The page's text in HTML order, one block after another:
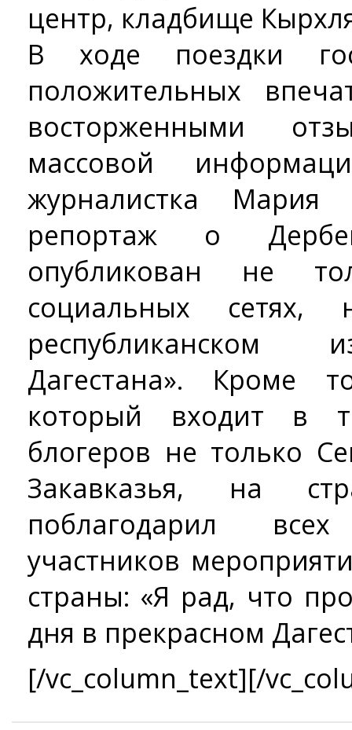
центр, кладбище
В ходе поездки
положительных
восторженными
массовой
журналистка Мария
репортаж о
опубликован не
социальных
республиканском
Дагестана». Кроме
который входит в
блогеров не только
Закавказья, на
поблагодарил
участников
страны: «Я рад, что
дня в прекрасном
[/vc_column_text][/